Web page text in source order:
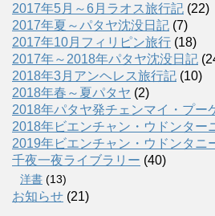
2017年5月～6月ラオス旅行記 (22)
2017年夏～パタヤ沈没日記 (7)
2017年10月フィリピン旅行 (18)
2017年～2018年パタヤ沈没日記
2018年3月アンヘレス旅行記 (10)
2018年春～夏パタヤ (2)
2018年パタヤ発チェンマイ・プー
2018年ビエンチャン・ウドンター
2019年ビエンチャン・ウドンタニ
千夜一夜ライブラリー (40)
洋書 (13)
お知らせ (21)